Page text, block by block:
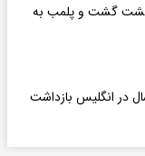
گشت و پلمب به
در انگلیس بازداشت